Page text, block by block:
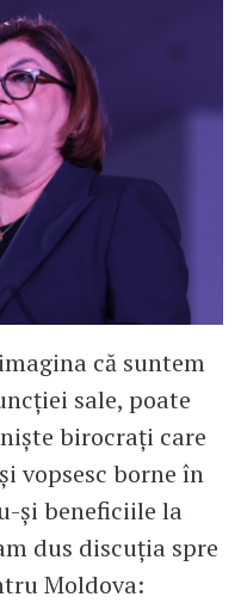
că suntem
sale, poate
birocrați care
vopsesc borne în
și beneficiile la
dus discuția spre
Moldova: